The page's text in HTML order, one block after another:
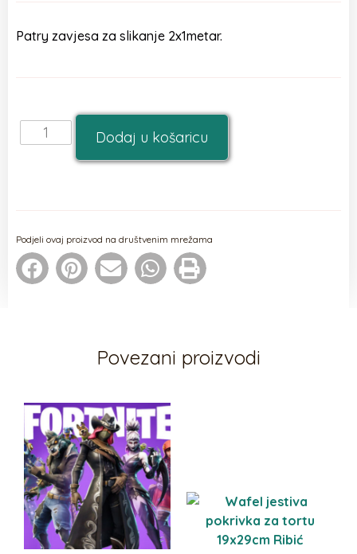
Patry zavjesa za slikanje 2x1metar.
Dodaj u košaricu
Podjeli ovaj proizvod na društvenim mrežama
Povezani proizvodi